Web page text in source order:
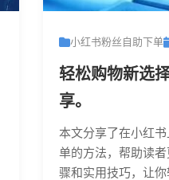
小红书粉丝自助下单
轻松购物新选
享。
本文分享了在小红
单的方法，帮助读
骤和实用技巧，让